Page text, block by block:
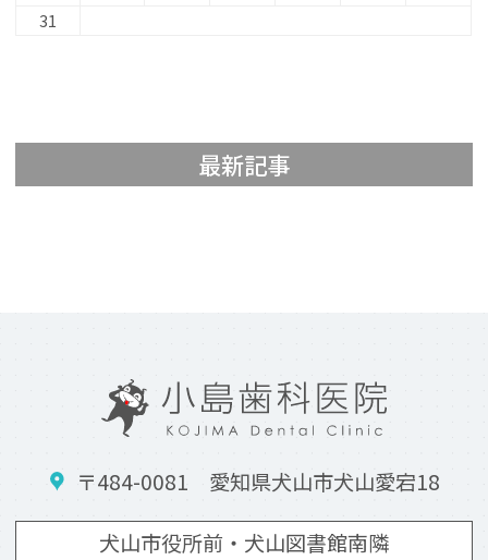
31
最新記事
〒484-0081 愛知県犬山市犬山愛宕18
犬山市役所前・犬山図書館南隣